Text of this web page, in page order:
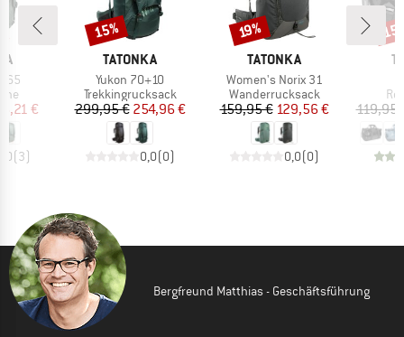
65
Preis
€
(3)
MARKE
TATONKA
Artikel
Yukon 70+10
Produktgruppe
Trekkingrucksack
Preis
299,95 €reduzierter Preis
254,96 €
0,0(0)
Rabatt
15%
MARKE
TATONKA
Artikel
Women's Norix 31
Produktgruppe
Wanderrucksack
Preis
159,95 €reduzierter Preis
129,56 €
0,0(0)
Rabatt
19%
119,95
Bergfreund Matthias - Geschäftsführung